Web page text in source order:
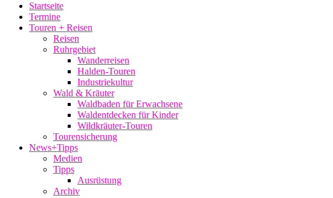
Startseite
Termine
Touren + Reisen
Reisen
Ruhrgebiet
Wanderreisen
Halden-Touren
Industriekultur
Wald & Kräuter
Waldbaden für Erwachsene
Waldentdecken für Kinder
Wildkräuter-Touren
Tourensicherung
News+Tipps
Medien
Tipps
Ausrüstung
Archiv